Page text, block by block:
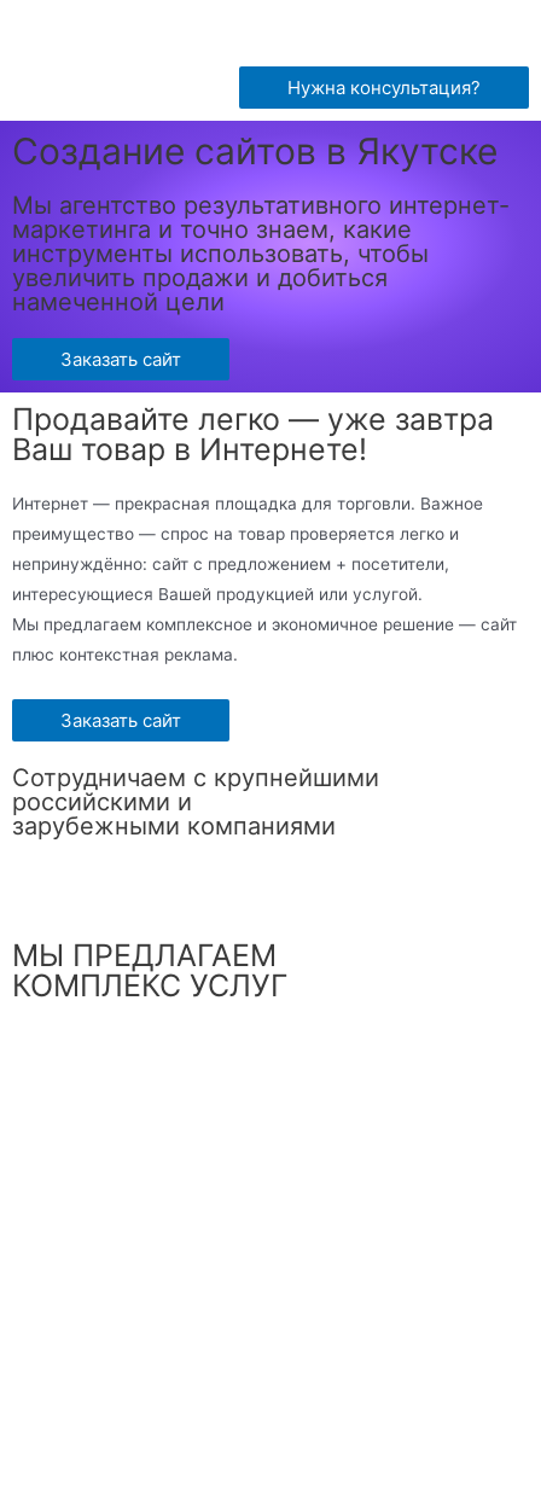
Нужна консультация?
Создание сайтов в Якутске
Мы агентство результативного интернет-
маркетинга и точно знаем, какие
инструменты использовать, чтобы
увеличить продажи и добиться
намеченной цели
Заказать сайт
Продавайте легко — уже завтра
Ваш товар в Интернете!
Интернет — прекрасная площадка для торговли. Важное
преимущество — спрос на товар проверяется легко и
непринуждённо: сайт с предложением + посетители,
интересующиеся Вашей продукцией или услугой.
Мы предлагаем комплексное и экономичное решение — сайт
плюс контекстная реклама.
Заказать сайт
Сотрудничаем с крупнейшими
российскими и
зарубежными компаниями
МЫ ПРЕДЛАГАЕМ
КОМПЛЕКС УСЛУГ